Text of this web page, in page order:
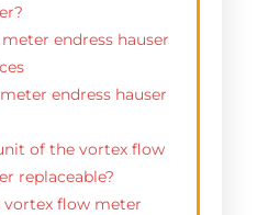
endress hauser
endress hauser
of the vortex flow
replaceable?
vortex flow meter